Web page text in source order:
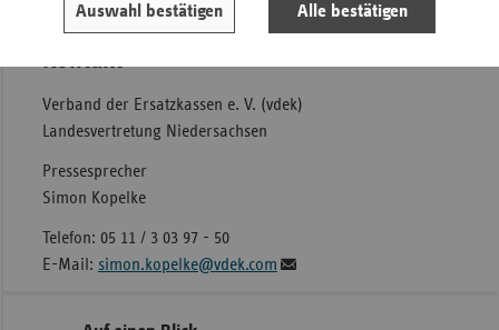
Auswahl bestätigen Alle bestätigen
Kontakt
Verband der Ersatzkassen e. V. (vdek)
Landesvertretung Niedersachsen
Pressesprecher
Simon Kopelke
Telefon: 05 11 / 3 03 97 - 50
E-Mail: simon.kopelke@vdek.com